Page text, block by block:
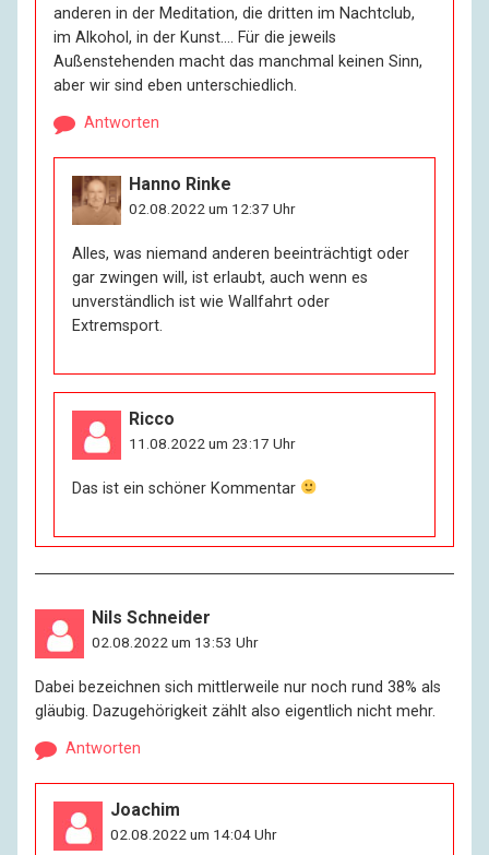
anderen in der Meditation, die dritten im Nachtclub,
im Alkohol, in der Kunst…. Für die jeweils
Außenstehenden macht das manchmal keinen Sinn,
aber wir sind eben unterschiedlich.
Antworten
Hanno Rinke
02.08.2022 um 12:37 Uhr
Alles, was niemand anderen beeinträchtigt oder
gar zwingen will, ist erlaubt, auch wenn es
unverständlich ist wie Wallfahrt oder
Extremsport.
Ricco
11.08.2022 um 23:17 Uhr
Das ist ein schöner Kommentar
Nils Schneider
02.08.2022 um 13:53 Uhr
Dabei bezeichnen sich mittlerweile nur noch rund 38% als
gläubig. Dazugehörigkeit zählt also eigentlich nicht mehr.
Antworten
Joachim
02.08.2022 um 14:04 Uhr